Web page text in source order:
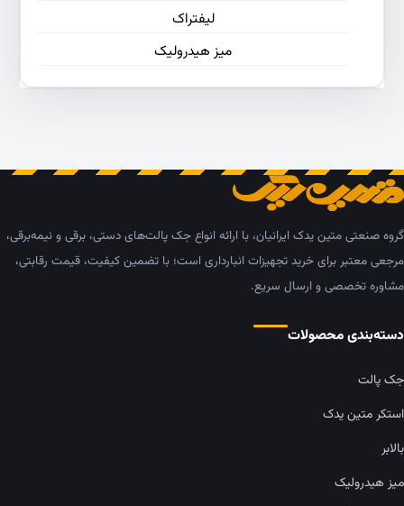
لیفتراک
میز هیدرولیک
گروه صنعتی متین یدک ایرانیان، با ارائه انواع جک پالت‌های دستی، برقی و نیمه‌برقی،
مرجعی معتبر برای خرید تجهیزات انبارداری است؛ با تضمین کیفیت، قیمت رقابتی،
مشاوره تخصصی و ارسال سریع.
دسته‌بندی محصولات
جک پالت
استکر متین یدک
بالابر
میز هیدرولیک